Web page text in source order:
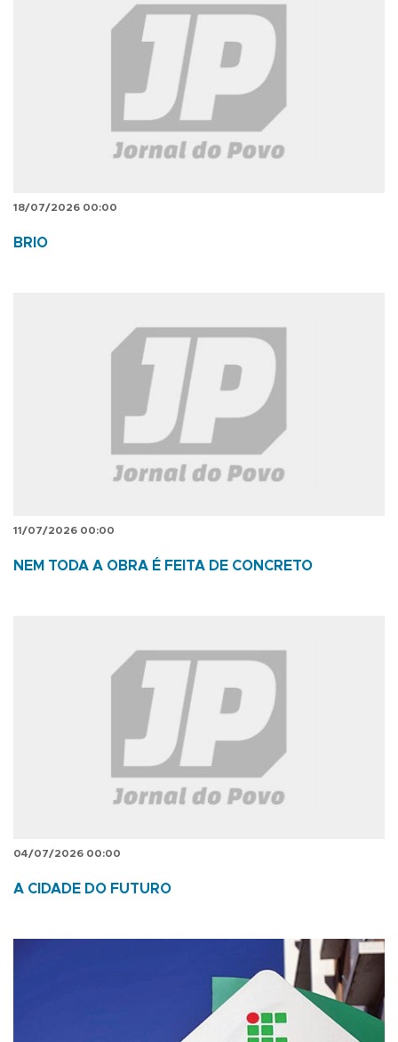
18/07/2026 00:00
BRIO
11/07/2026 00:00
NEM TODA A OBRA É FEITA DE CONCRETO
04/07/2026 00:00
A CIDADE DO FUTURO